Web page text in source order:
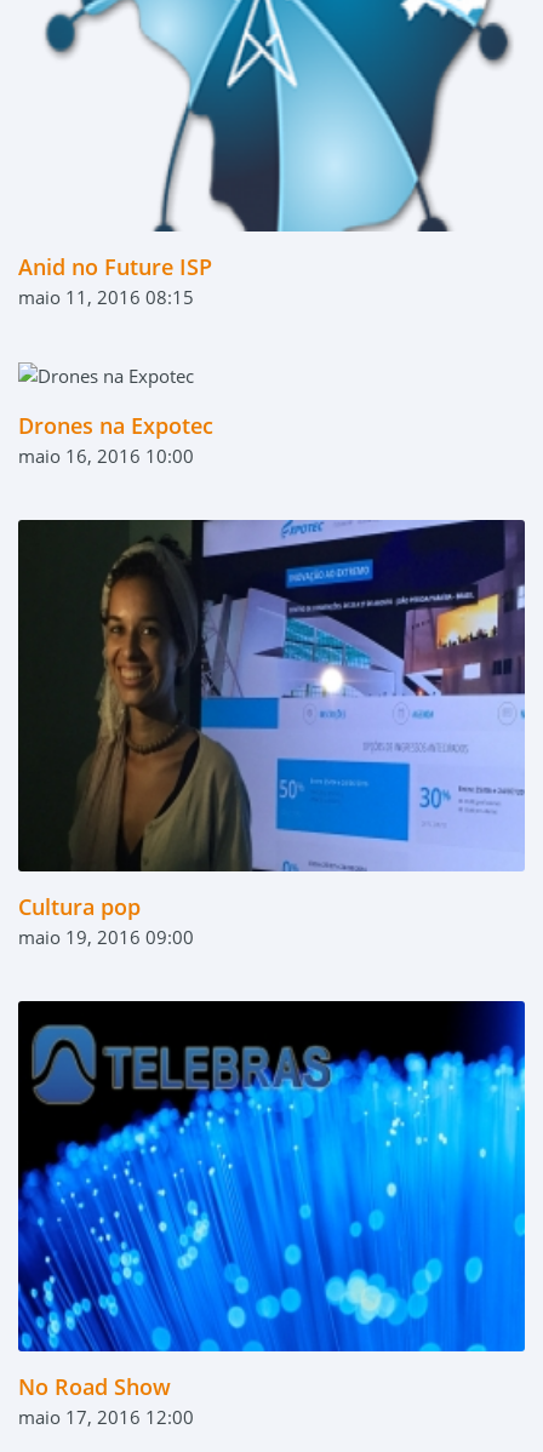
Anid no Future ISP
maio 11, 2016 08:15
Drones na Expotec
maio 16, 2016 10:00
Cultura pop
maio 19, 2016 09:00
No Road Show
maio 17, 2016 12:00